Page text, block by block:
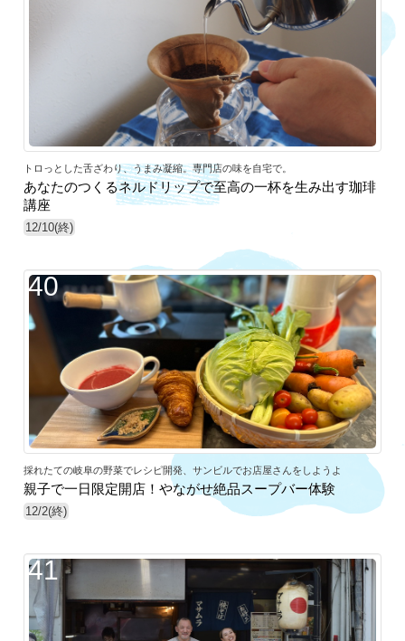
トロっとした舌ざわり、うまみ凝縮。専門店の味を自宅で。
あなたのつくるネルドリップで至高の一杯を生み出す珈琲
講座
12/10(終)
40
採れたての岐阜の野菜でレシピ開発、サンビルでお店屋さんをしようよ
親子で一日限定開店！やながせ絶品スープバー体験
12/2(終)
41